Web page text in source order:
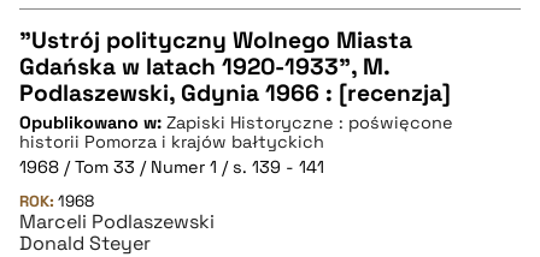
CZYSTY TEKST
pobierz cytat
BIBTEX
"Ustrój polityczny Wolnego Miasta
Gdańska w latach 1920-1933", M.
Podlaszewski, Gdynia 1966 : [recenzja]
Opublikowano w: Zapiski Historyczne : poświęcone
historii Pomorza i krajów bałtyckich
1968 / Tom 33 / Numer 1 / s. 139 - 141
ROK: 1968
Marceli Podlaszewski
Donald Steyer